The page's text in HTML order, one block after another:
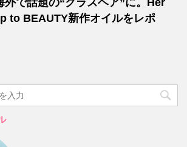
外で話題の“グラスヘア”に。Her
to BEAUTY新作オイルをレポ